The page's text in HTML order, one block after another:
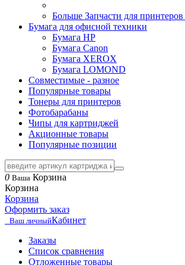
Больше Запчасти для принтеров
Бумага для офисной техники
Бумага HP
Бумага Canon
Бумага XEROX
Бумага LOMOND
Совместимые - разное
Популярные товары
Тонеры для принтеров
Фотобарабаны
Чипы для картриджей
Акционные товары
Популярные позиции
0 Ваша Корзина
Корзина
Корзина
Оформить заказ
Ваш личныйКабинет
Заказы
Список сравнения
Отложенные товары